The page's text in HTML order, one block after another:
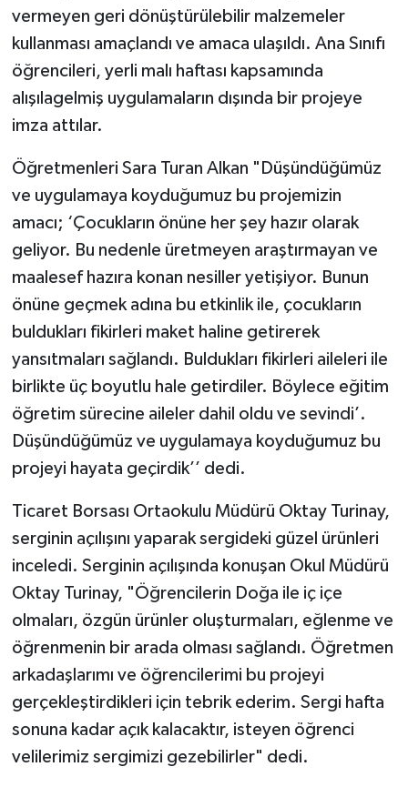
vermeyen geri dönüştürülebilir malzemeler
kullanması amaçlandı ve amaca ulaşıldı. Ana Sınıfı
öğrencileri, yerli malı haftası kapsamında
alışılagelmiş uygulamaların dışında bir projeye
imza attılar.
Öğretmenleri Sara Turan Alkan "Düşündüğümüz
ve uygulamaya koyduğumuz bu projemizin
amacı; ‘Çocukların önüne her şey hazır olarak
geliyor. Bu nedenle üretmeyen araştırmayan ve
maalesef hazıra konan nesiller yetişiyor. Bunun
önüne geçmek adına bu etkinlik ile, çocukların
buldukları fikirleri maket haline getirerek
yansıtmaları sağlandı. Buldukları fikirleri aileleri ile
birlikte üç boyutlu hale getirdiler. Böylece eğitim
öğretim sürecine aileler dahil oldu ve sevindi’.
Düşündüğümüz ve uygulamaya koyduğumuz bu
projeyi hayata geçirdik’’ dedi.
Ticaret Borsası Ortaokulu Müdürü Oktay Turinay,
serginin açılışını yaparak sergideki güzel ürünleri
inceledi. Serginin açılışında konuşan Okul Müdürü
Oktay Turinay, "Öğrencilerin Doğa ile iç içe
olmaları, özgün ürünler oluşturmaları, eğlenme ve
öğrenmenin bir arada olması sağlandı. Öğretmen
arkadaşlarımı ve öğrencilerimi bu projeyi
gerçekleştirdikleri için tebrik ederim. Sergi hafta
sonuna kadar açık kalacaktır, isteyen öğrenci
velilerimiz sergimizi gezebilirler" dedi.